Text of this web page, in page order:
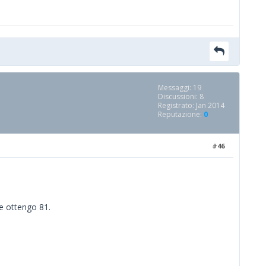
Messaggi: 19
Discussioni: 8
Registrato: Jan 2014
Reputazione: 0
#46
ottengo 81.